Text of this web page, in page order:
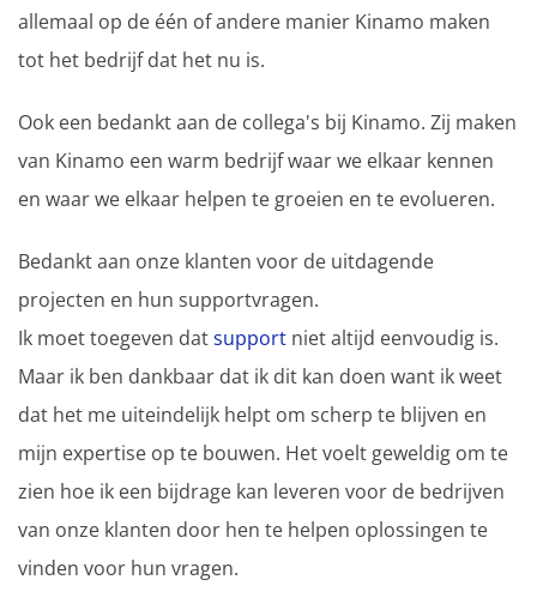
allemaal op de één of andere manier Kinamo maken
tot het bedrijf dat het nu is.
Ook een bedankt aan de collega's bij Kinamo. Zij maken
van Kinamo een warm bedrijf waar we elkaar kennen
en waar we elkaar helpen te groeien en te evolueren.
Bedankt aan onze klanten voor de uitdagende
projecten en hun supportvragen.
Ik moet toegeven datsupport niet altijd eenvoudig is.
Maar ik ben dankbaar dat ik dit kan doen want ik weet
dat het me uiteindelijk helpt om scherp te blijven en
mijn expertise op te bouwen. Het voelt geweldig om te
zien hoe ik een bijdrage kan leveren voor de bedrijven
van onze klanten door hen te helpen oplossingen te
vinden voor hun vragen.